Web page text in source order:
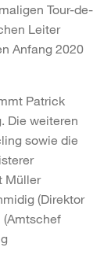
Tour-de-
Leiter
Anfang 2020
Patrick
Die weiteren
sowie die
Müller
(Direktor
(Amtschef